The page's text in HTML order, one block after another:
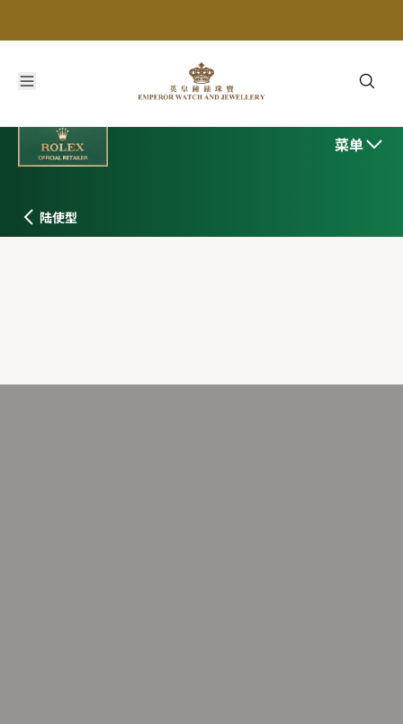
菜单
陆使型